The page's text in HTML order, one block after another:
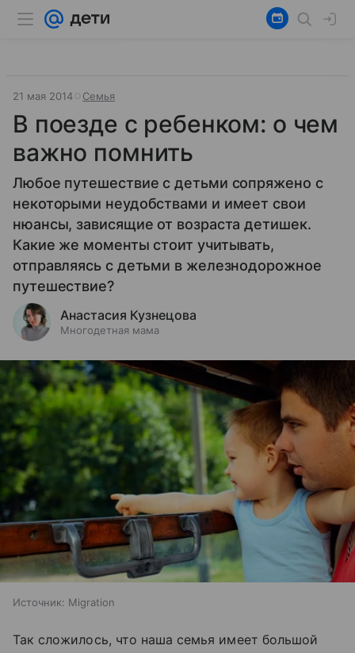
21 мая 2014 Семья
В поезде с ребенком: о чем
важно помнить
Любое путешествие с детьми сопряжено с
некоторыми неудобствами и имеет свои
нюансы, зависящие от возраста детишек.
Какие же моменты стоит учитывать,
отправляясь с детьми в железнодорожное
путешествие?
Анастасия Кузнецова
Многодетная мама
Источник: Migration
Так сложилось, что наша семья имеет большой